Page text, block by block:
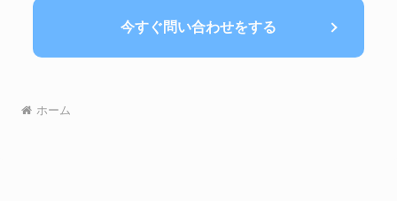
今すぐ問い合わせをする
ホーム